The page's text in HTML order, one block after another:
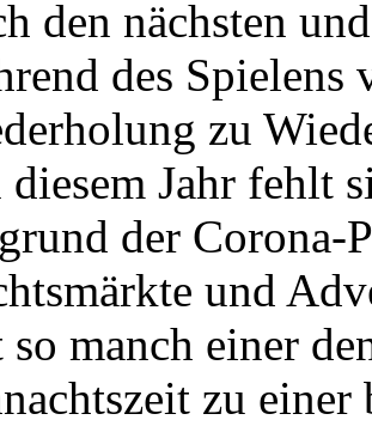
den nächsten
des
zu
diesem Jahr fehlt
der Corona-
und
manch einer
zu